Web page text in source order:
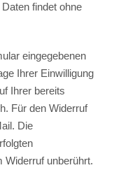
findet ohne
eingegebenen
Ihrer Einwilligung
Ihrer bereits
Für den Widerruf
Die
Widerruf unberührt.